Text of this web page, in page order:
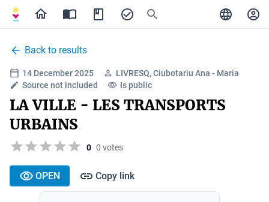
Back to results
14 December 2025
LIVRESQ, Ciubotariu Ana - Maria
Source not included
Is public
LA VILLE - LES TRANSPORTS
URBAINS
0 0 votes
OPEN Copy link